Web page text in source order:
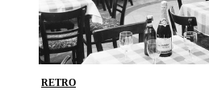
RETRO